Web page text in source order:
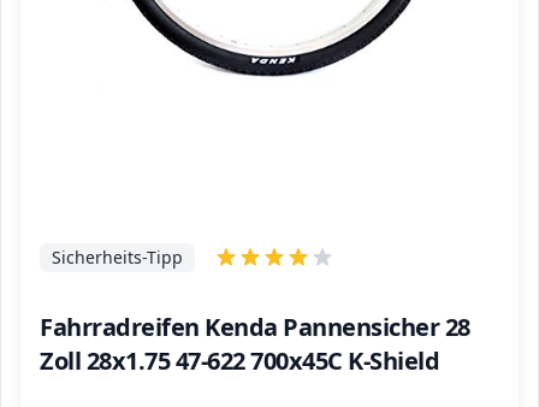
Fahrradreifen Kenda Pannensicher 28
Zoll 28x1.75 47-622 700x45C K-Shield
Sicherheits-Tipp